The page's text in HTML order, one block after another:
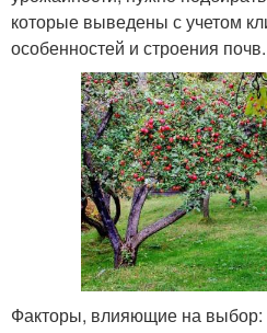
которые выведены с учетом
особенностей и строения почв.
Факторы, влияющие на выбор: